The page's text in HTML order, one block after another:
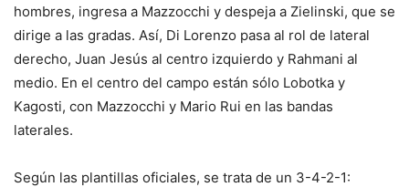
hombres, ingresa a Mazzocchi y despeja a Zielinski, que se
dirige a las gradas. Así, Di Lorenzo pasa al rol de lateral
derecho, Juan Jesús al centro izquierdo y Rahmani al
medio. En el centro del campo están sólo Lobotka y
Kagosti, con Mazzocchi y Mario Rui en las bandas
laterales.
Según las plantillas oficiales, se trata de un 3-4-2-1: